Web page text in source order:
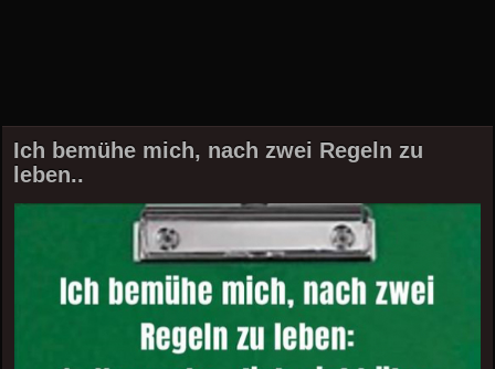
Ich bemühe mich, nach zwei Regeln zu
leben..